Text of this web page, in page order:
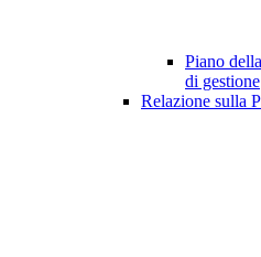
Piano
di gestione
Relazione sulla